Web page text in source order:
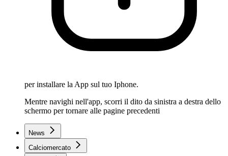
per installare la App sul tuo Iphone.
Mentre navighi nell'app, scorri il dito da sinistra a destra dello
schermo per tornare alle pagine precedenti
News
Calciomercato